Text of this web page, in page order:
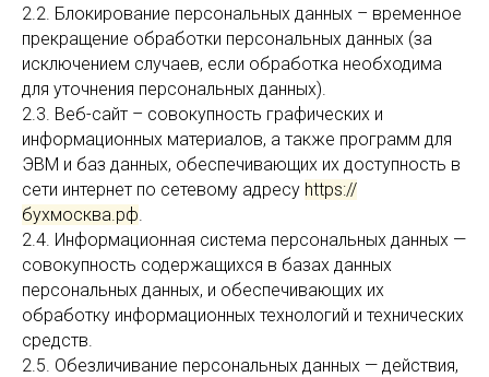
2.2. Блокирование персональных данных – временное
прекращение обработки персональных данных (за
исключением случаев, если обработка необходима
для уточнения персональных данных).
2.3. Веб-сайт – совокупность графических и
информационных материалов, а также программ для
ЭВМ и баз данных, обеспечивающих их доступность в
сети интернет по сетевому адресу https://
бухмосква.рф.
2.4. Информационная система персональных данных —
совокупность содержащихся в базах данных
персональных данных, и обеспечивающих их
обработку информационных технологий и технических
средств.
2.5. Обезличивание персональных данных — действия,